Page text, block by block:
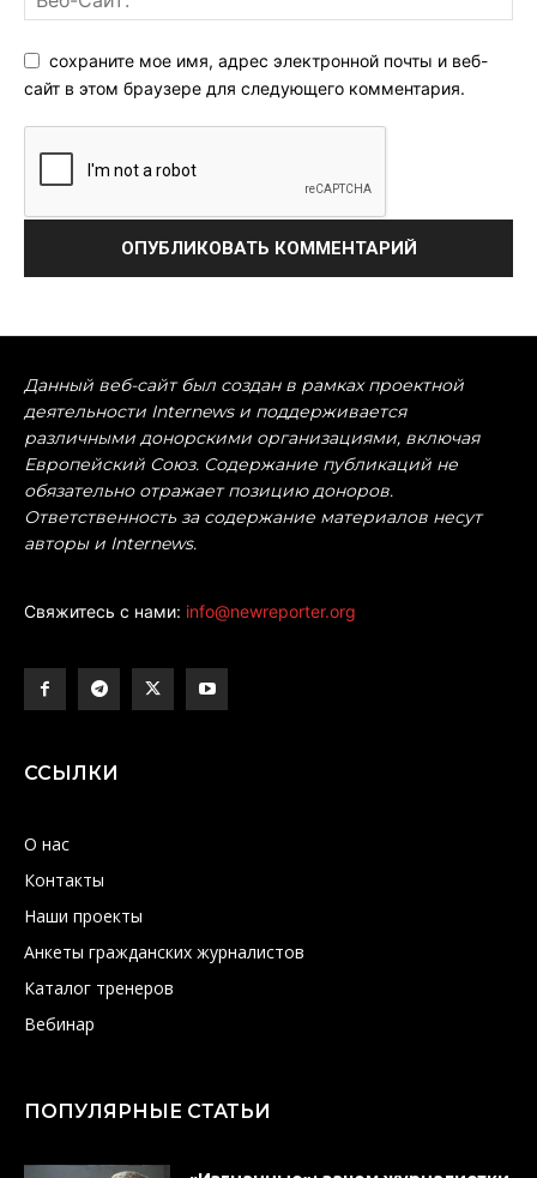
сохраните мое имя, адрес электронной почты и веб-
сайт в этом браузере для следующего комментария.
Данный веб-сайт был создан в рамках проектной
деятельности Internews и поддерживается
различными донорскими организациями, включая
Европейский Союз. Содержание публикаций не
обязательно отражает позицию доноров.
Ответственность за содержание материалов несут
авторы и Internews.
Свяжитесь с нами: info@newreporter.org
ССЫЛКИ
О нас
Контакты
Наши проекты
Анкеты гражданских журналистов
Каталог тренеров
Вебинар
ПОПУЛЯРНЫЕ СТАТЬИ